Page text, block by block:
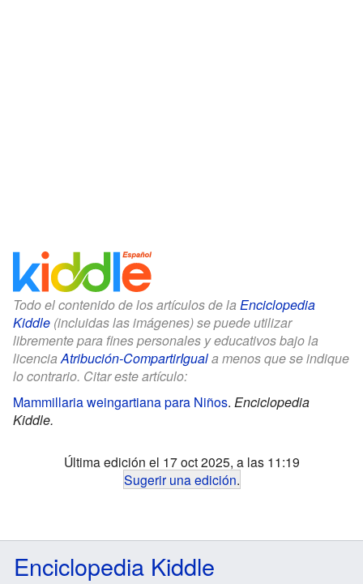
Todo el contenido de los artículos de la Enciclopedia
Kiddle (incluidas las imágenes) se puede utilizar
libremente para fines personales y educativos bajo la
licenciaAtribución-CompartirIguala menos que se indique
lo contrario. Citar este artículo:
Mammillaria weingartiana para Niños. Enciclopedia
Kiddle.
Última edición el 17 oct 2025, a las 11:19
Sugerir una edición.
Enciclopedia Kiddle